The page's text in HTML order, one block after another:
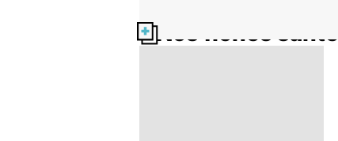
Nos fiches santé